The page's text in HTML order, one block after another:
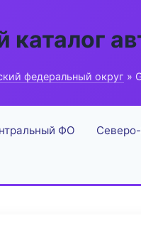
каталог
федеральный округ »
ФО